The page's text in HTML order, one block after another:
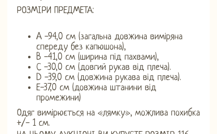
РОЗМІРИ ПРЕДМЕТА:
A -94,0 см (загальна довжина виміряна
спереду без капюшона),
B -41,0 см (ширина під пахвами),
С -30,0 см (довгий рукав від плеча).
D -39,0 см (довжина рукава від плеча).
Е-37,0 см (довжина штанини від
промежини)
Одяг вимірюється на «лямку», можлива похибка
+/- 1 см.